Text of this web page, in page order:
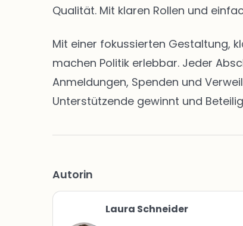
Qualität. Mit klaren Rollen und
Mit einer fokussierten Gestaltung,
machen Politik erlebbar. Jeder
Anmeldungen, Spenden und
Unterstützende gewinnt und
Autorin
Laura Schneider